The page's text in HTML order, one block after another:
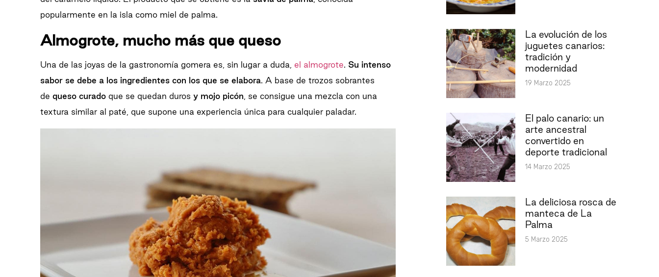
popularmente en la isla como miel de palma.
Almogrote, mucho más que queso
Una de las joyas de la gastronomía gomera es, sin lugar a duda, el almogrote Su intenso
sabor se debe a los ingredientes con los que se elabora . A base de trozos sobrantes
de queso curado que se quedan duros y mojo picón , se consigue una mezcla con una
textura similar al paté, que supone una experiencia única para cualquier paladar.
La evolución de los
juguetes canarios:
tradición y
modernidad
19 Marzo 2025
El palo canario: un
arte ancestral
convertido en
deporte tradicional
14 Marzo 2025
La deliciosa rosca de
manteca de La
Palma
5 Marzo 2025